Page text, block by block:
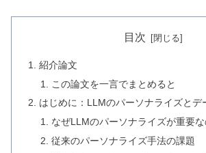
目次
紹介論文
この論文を一言でまとめると
はじめに：LLMのパーソナライズとデ
なぜLLMのパーソナライズが重要
従来のパーソナライズ手法の課題